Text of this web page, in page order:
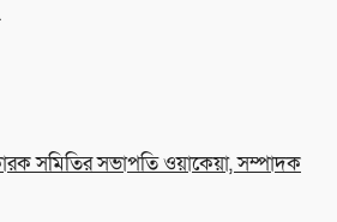
সমিতির সভাপতি ওয়াকেয়া, সম্পাদক